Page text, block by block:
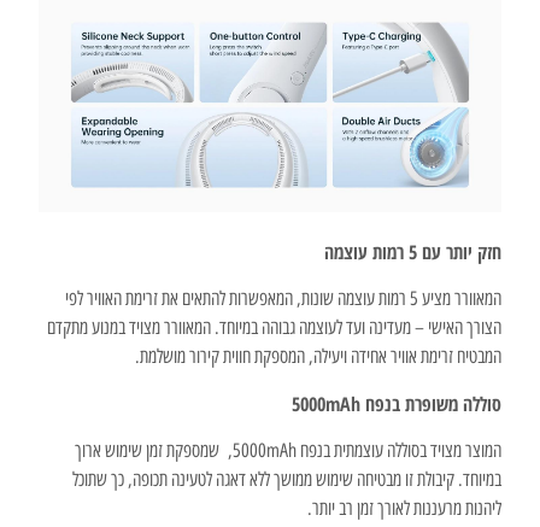
חזק יותר עם 5 רמות עוצמה
המאוורר מציע 5 רמות עוצמה שונות, המאפשרות להתאים את זרימת האוויר לפי
הצורך האישי – מעדינה ועד לעוצמה גבוהה במיוחד. המאוורר מצויד במנוע מתקדם
המבטיח זרימת אוויר אחידה ויעילה, המספקת חווית קירור מושלמת.
סוללה משופרת בנפח 5000mAh
המוצר מצויד בסוללה עוצמתית בנפח 5000mAh, שמספקת זמן שימוש ארוך
במיוחד. קיבולת זו מבטיחה שימוש ממושך ללא דאגה לטעינה תכופה, כך שתוכל
ליהנות מרעננות לאורך זמן רב יותר.